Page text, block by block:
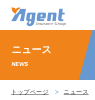
株式会
ニュース
NEWS
トップページ ニュース